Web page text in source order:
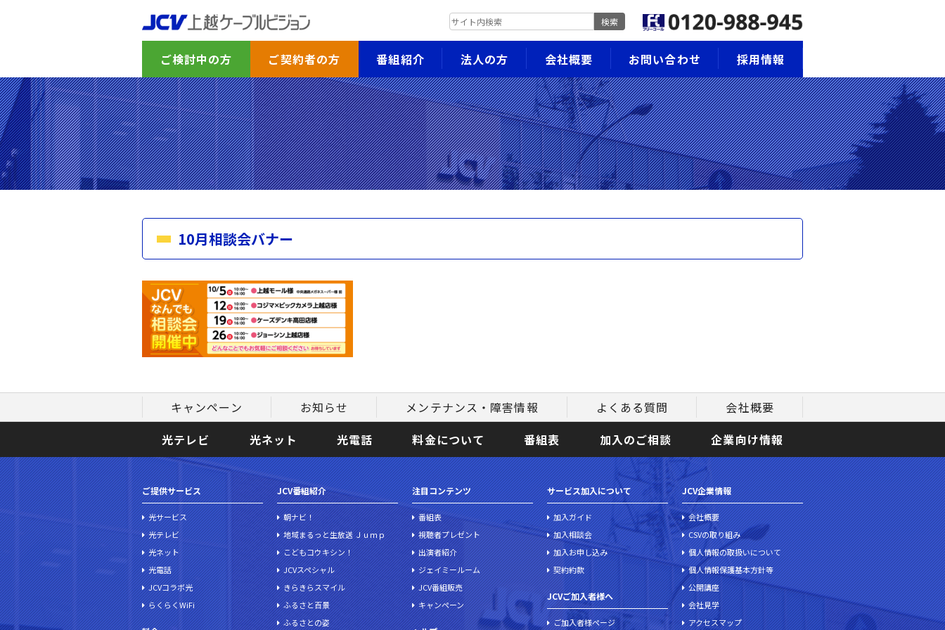
検索
ご検討中の方 ご契約者の方 番組紹介 法人の方 会社概要 お問い合わせ 採用情報
10月相談会バナー
キャンペーン お知らせ メンテナンス・障害情報 よくある質問
会社概要
光テレビ
光ネット 光電話 料金について 番組表 加入のご相談 企業向け情報
ご提供サービス
光サービス
光テレビ
光ネット
光電話
JCVコラボ光
らくらくWiFi
JCV番組紹介
朝ナビ！
地域まるっと生放送 Ｊｕｍｐ
こどもコウキシン！
JCVスペシャル
きらきらスマイル
ふるさと百景
ふるさとの姿
注目コンテンツ
番組表
視聴者プレゼント
出演者紹介
ジェイミールーム
JCV番組販売
キャンペーン
サービス加入について
加入ガイド
加入相談会
加入お申し込み
契約約款
JCVご加入者様へ
ご加入者様ページ
JCV企業情報
会社概要
CSVの取り組み
個人情報の取扱いについて
個人情報保護基本方針等
公開講座
会社見学
アクセスマップ